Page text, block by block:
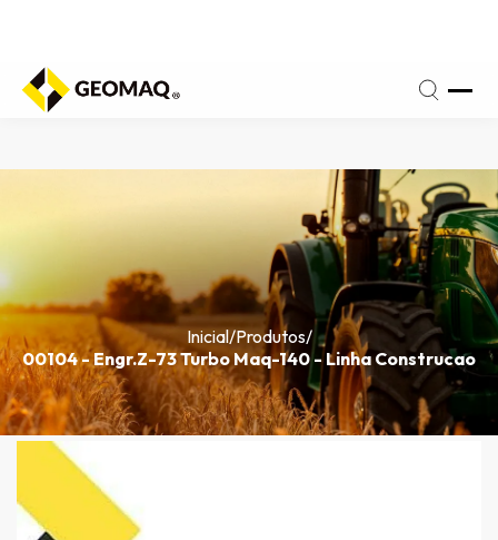
18h
Inicial/Produtos/
00104 - Engr.Z-73 Turbo Maq-140 - Linha Construcao